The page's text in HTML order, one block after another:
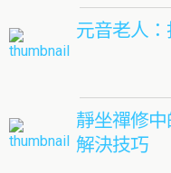
元音老人
靜坐禪修
解決技巧